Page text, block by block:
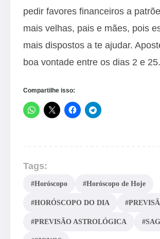
pedir favores financeiros a
mais velhas, pais e mães, pois
mais dispostos a te ajudar.
boa vontade entre os dias 2 e 25.
Compartilhe isso:
Tags:
#Horóscopo #Horóscopo de Hoje
#HORÓSCOPO DO DIA
#PREVISÃO ASTROLÓGICA